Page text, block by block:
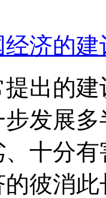
济的
出的
发展
十分
彼消